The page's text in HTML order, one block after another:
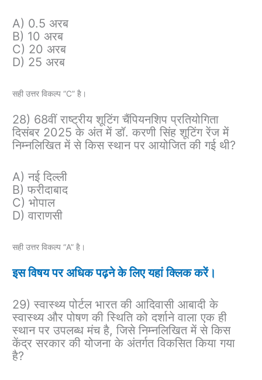
A) 0.5 अरब
B) 10 अरब
C) 20 अरब
D) 25 अरब
सही उत्तर विकल्प “C” है।
28) 68वीं राष्ट्रीय शूटिंग चैंपियनशिप प्रतियोगिता
दिसंबर 2025 के अंत में डॉ. करणी सिंह शूटिंग रेंज में
निम्नलिखित में से किस स्थान पर आयोजित की गई थी?
A) नई दिल्ली
B) फरीदाबाद
C) भोपाल
D) वाराणसी
सही उत्तर विकल्प “A” है।
इस विषय पर अधिक पढ़ने के लिए यहां क्लिक करें।
29) स्वास्थ्य पोर्टल भारत की आदिवासी आबादी के
स्वास्थ्य और पोषण की स्थिति को दर्शाने वाला एक ही
स्थान पर उपलब्ध मंच है, जिसे निम्नलिखित में से किस
केंद्र सरकार की योजना के अंतर्गत विकसित किया गया
है?